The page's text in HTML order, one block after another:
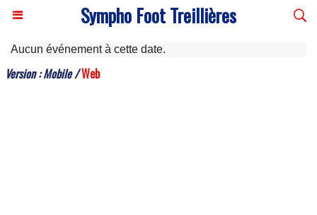
Sympho Foot Treillières
Aucun événement à cette date.
Version :Mobile/Web